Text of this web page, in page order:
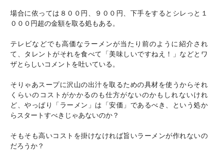
場合に依っては８００円、９００円、下手をするとシレっと１
０００円超の金額を取る処もある。
テレビなどでも高価なラーメンが当たり前のように紹介され
て、タレントがそれを食べて「美味しいですねえ！」などとワ
ザとらしいコメントを吐いている。
そりゃあスープに沢山の出汁を取るための具材を使うからそれ
くらいのコストがかかるのも仕方がないのかもしれないけれ
ど、やっぱり「ラーメン」は「安価」であるべき、という処か
らスタートすべきじゃあないのか？
そもそも高いコストを掛けなければ旨いラーメンが作れないの
だろうか？